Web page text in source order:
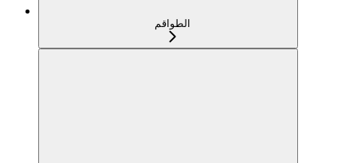
الطواقم